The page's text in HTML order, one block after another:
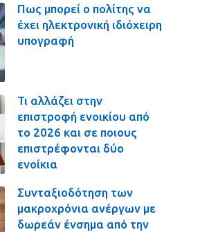
Πως μπορεί ο πολίτης να
έχει ηλεκτρονική ιδιόχειρη
υπογραφή
Τι αλλάζει στην
επιστροφή ενοικίου από
το 2026 και σε ποιους
επιστρέφονται δύο
ενοίκια
Συνταξιοδότηση των
μακροχρόνια ανέργων με
δωρεάν ένσημα από την